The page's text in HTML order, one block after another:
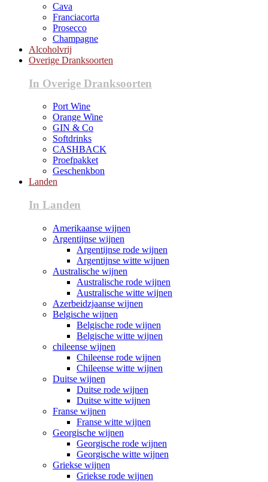
Cava
Franciacorta
Prosecco
Champagne
Alcoholvrij
Overige Dranksoorten
In Overige Dranksoorten
Port Wine
Orange Wine
GIN & Co
Softdrinks
CASHBACK
Proefpakket
Geschenkbon
Landen
In Landen
Amerikaanse wijnen
Argentijnse wijnen
Argentijnse rode wijnen
Argentijnse witte wijnen
Australische wijnen
Australische rode wijnen
Australische witte wijnen
Azerbeidzjaanse wijnen
Belgische wijnen
Belgische rode wijnen
Belgische witte wijnen
chileense wijnen
Chileense rode wijnen
Chileense witte wijnen
Duitse wijnen
Duitse rode wijnen
Duitse witte wijnen
Franse wijnen
Franse witte wijnen
Georgische wijnen
Georgische rode wijnen
Georgische witte wijnen
Griekse wijnen
Griekse rode wijnen